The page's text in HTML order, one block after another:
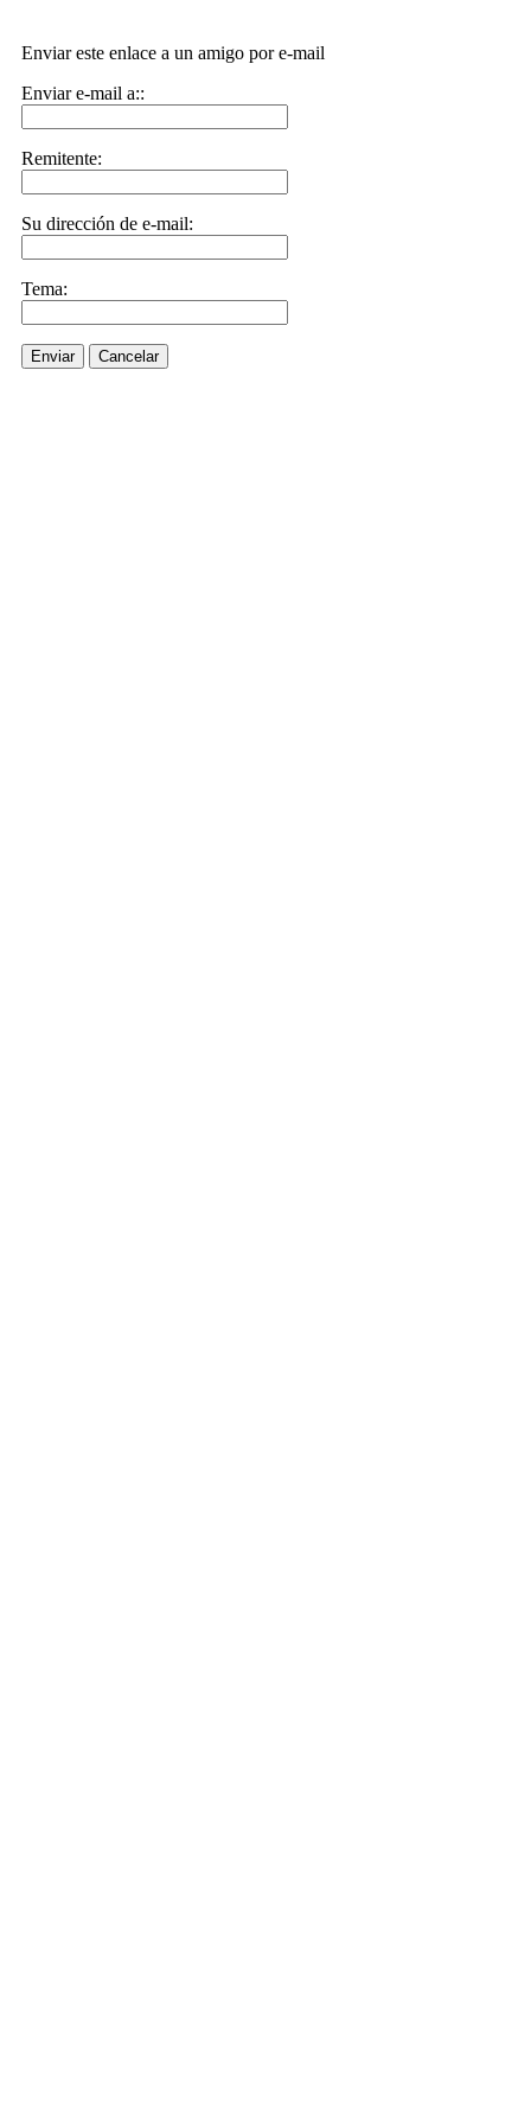
Enviar este enlace a un amigo por e-mail
Enviar e-mail a::
Remitente:
Su dirección de e-mail:
Tema:
Enviar Cancelar